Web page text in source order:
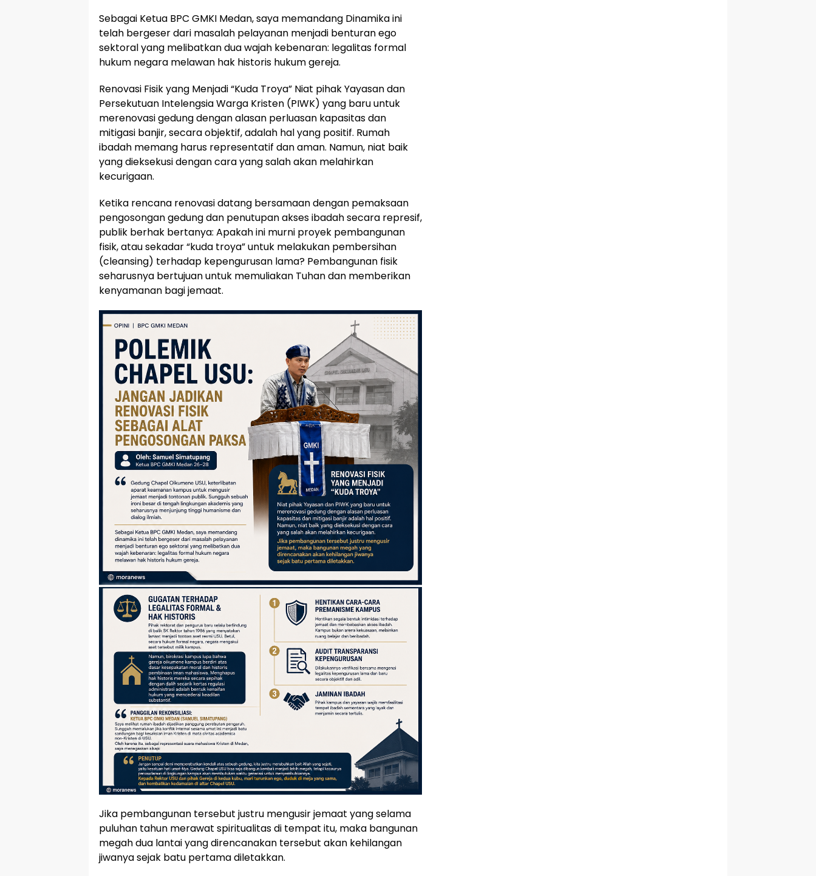
Sebagai Ketua BPC GMKI Medan, saya memandang Dinamika ini
telah bergeser dari masalah pelayanan menjadi benturan ego
sektoral yang melibatkan dua wajah kebenaran: legalitas formal
hukum negara melawan hak historis hukum gereja.
Renovasi Fisik yang Menjadi “Kuda Troya” Niat pihak Yayasan dan
Persekutuan Intelengsia Warga Kristen (PIWK) yang baru untuk
merenovasi gedung dengan alasan perluasan kapasitas dan
mitigasi banjir, secara objektif, adalah hal yang positif. Rumah
ibadah memang harus representatif dan aman. Namun, niat baik
yang dieksekusi dengan cara yang salah akan melahirkan
kecurigaan.
Ketika rencana renovasi datang bersamaan dengan pemaksaan
pengosongan gedung dan penutupan akses ibadah secara represif,
publik berhak bertanya: Apakah ini murni proyek pembangunan
fisik, atau sekadar “kuda troya” untuk melakukan pembersihan
(cleansing) terhadap kepengurusan lama? Pembangunan fisik
seharusnya bertujuan untuk memuliakan Tuhan dan memberikan
kenyamanan bagi jemaat.
Jika pembangunan tersebut justru mengusir jemaat yang selama
puluhan tahun merawat spiritualitas di tempat itu, maka bangunan
megah dua lantai yang direncanakan tersebut akan kehilangan
jiwanya sejak batu pertama diletakkan.